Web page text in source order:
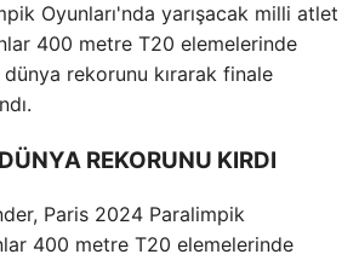
Oyunları'nda yarışacak milli atlet
400 metre T20 elemelerinde
rekorunu kırarak finale
REKORUNU KIRDI
Paris 2024 Paralimpik
400 metre T20 elemelerinde